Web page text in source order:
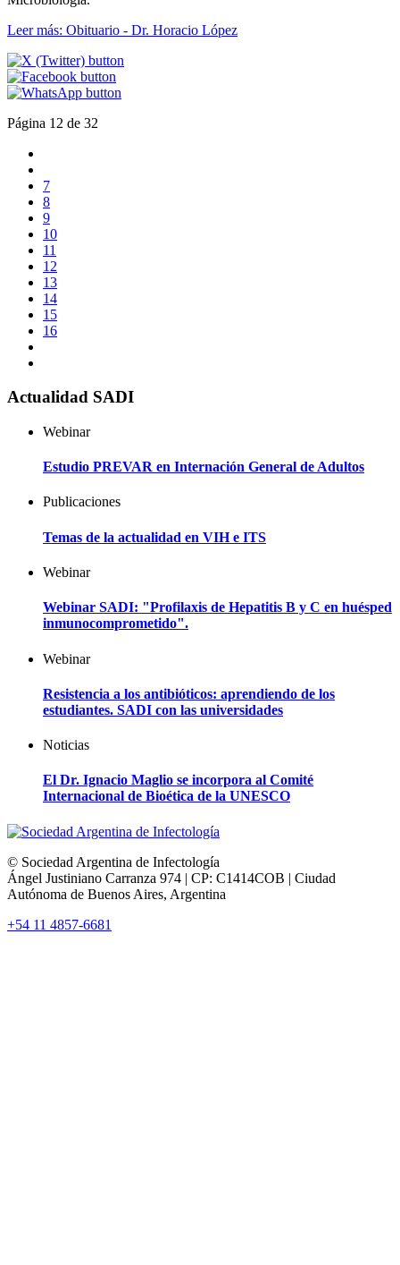
Leer más: Obituario - Dr. Horacio López
Página 12 de 32
7
8
9
10
11
12
13
14
15
16
Actualidad SADI
Webinar
Estudio PREVAR en Internación General de Adultos
Publicaciones
Temas de la actualidad en VIH e ITS
Webinar
Webinar SADI: "Profilaxis de Hepatitis B y C en huésped
inmunocomprometido".
Webinar
Resistencia a los antibióticos: aprendiendo de los
estudiantes. SADI con las universidades
Noticias
El Dr. Ignacio Maglio se incorpora al Comité
Internacional de Bioética de la UNESCO
© Sociedad Argentina de Infectología
Ángel Justiniano Carranza 974 | CP: C1414COB | Ciudad
Autónoma de Buenos Aires, Argentina
+54 11 4857-6681